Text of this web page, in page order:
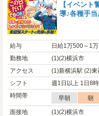
【イベン
導♪各種手
給与
日給1万500～1
勤務地
(1)(2)横浜市
アクセス
(1)新横浜駅 (2)東
シフト
週1日以上 1日8
時間帯
早朝 朝
面接地
(1)(2)横浜市